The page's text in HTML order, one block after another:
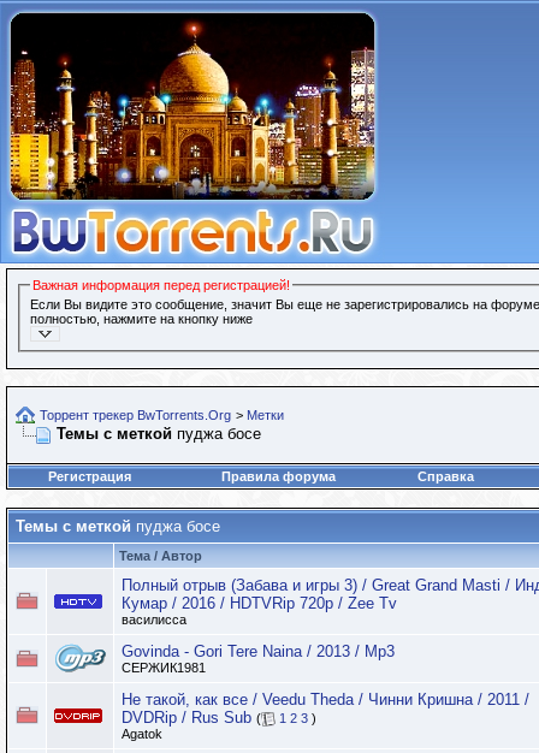
Важная информация перед регистрацией!
Если Вы видите это сообщение, значит Вы еще не зарегистрировались на
полностью, нажмите на кнопку ниже
Торрент трекер BwTorrents.Org > Метки
Темы с меткой пуджа босе
Регистрация Правила форума Справка
Темы с меткой пуджа босе
Тема / Автор
Полный отрыв (Забава и игры 3) / Great Grand Masti /
Кумар / 2016 / HDTVRip 720p / Zee Tv
василисса
Govinda - Gori Tere Naina / 2013 / Mp3
СЕРЖИК1981
Не такой, как все / Veedu Theda / Чинни Кришна / 2011 /
DVDRip / Rus Sub ( 1 2 3 )
Agatok